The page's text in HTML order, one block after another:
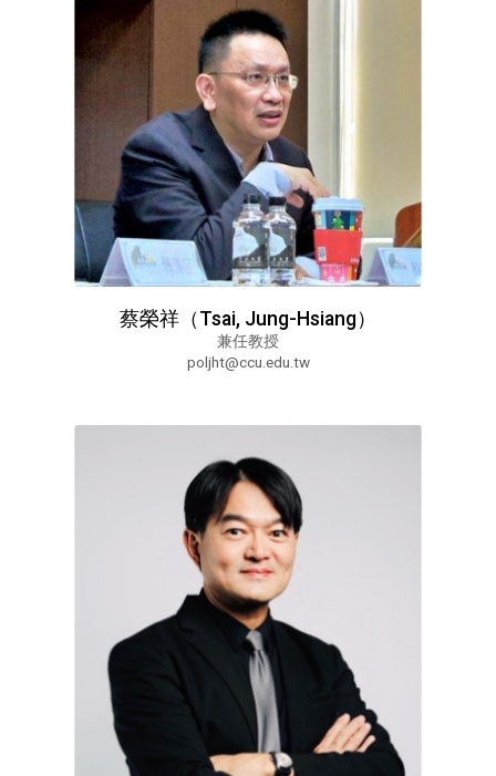
蔡榮祥（Tsai, Jung-Hsiang）
兼任教授
poljht@ccu.edu.tw